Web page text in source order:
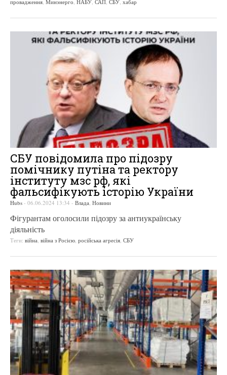
провадження Минэнерго НАБУ САП СБУ хабар
СБУ повідомила про підозру
помічнику путіна та ректору
інституту мзс рф, які
фальсифікують історію України
Hubs - 06.06.2024 13:34 - Влада, Новини
Фігурантам оголосили підозру за антиукраїнську
діяльність
Теги: війна, війна з Росією, російська агресія, СБУ